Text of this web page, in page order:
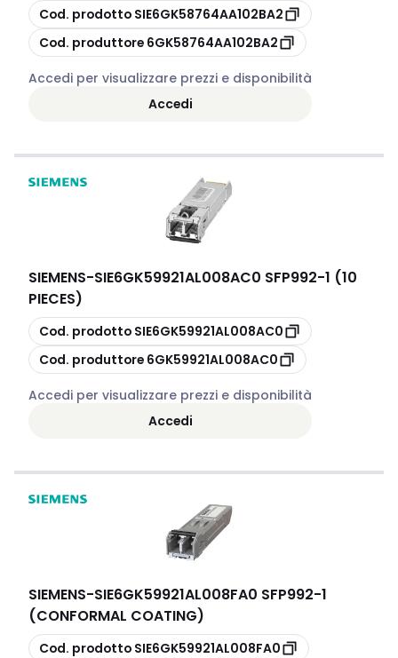
copia
Cod. prodotto SIE6GK58764AA102BA2
copia
Cod. produttore 6GK58764AA102BA2
Accedi per visualizzare prezzi e disponibilità
Accedi
SIEMENS-SIE6GK59921AL008AC0 SFP992-1 (10
PIECES)
copia
Cod. prodotto SIE6GK59921AL008AC0
copia
Cod. produttore 6GK59921AL008AC0
Accedi per visualizzare prezzi e disponibilità
Accedi
SIEMENS-SIE6GK59921AL008FA0 SFP992-1
(CONFORMAL COATING)
copia
Cod. prodotto SIE6GK59921AL008FA0